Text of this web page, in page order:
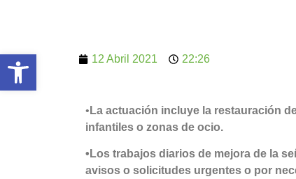
12 Abril 2021 22:26
• La actuación incluye la restauración
infantiles o zonas de ocio.
•Los trabajos diarios de mejora de la
avisos o solicitudes urgentes o por
Abrir barra de herramientas